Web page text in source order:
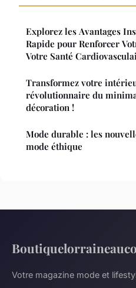
Explorez les Avantages
Rapide pour Renforcer
Votre Santé
Transformez votre
révolutionnaire du
décoration !
Mode durable : les
mode éthique
Votre magazine mode et